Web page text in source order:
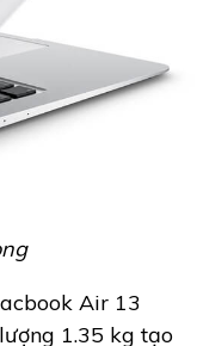
Air 13
1.35 kg tạo